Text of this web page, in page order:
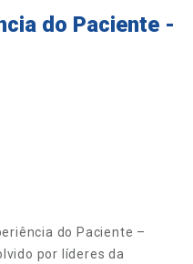
do Paciente -
do Paciente –
por líderes da